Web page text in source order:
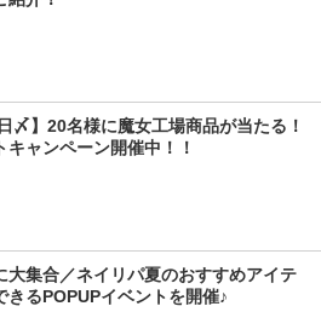
〆】20名様に魔女工場商品が当たる！
キャンペーン開催中！！
大集合／ネイリパ夏のおすすめアイテ
きるPOPUPイベントを開催♪